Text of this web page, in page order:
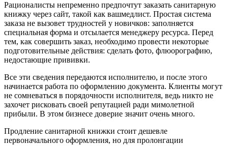
Рационалисты непременно предпочтут заказать санитарную
книжку через сайт, такой как вашмедлист. Простая система
заказа не вызовет трудностей у новичков: заполняется
специальная форма и отсылается менеджеру ресурса. Перед
тем, как совершить заказ, необходимо провести некоторые
подготовительные действия: сделать фото, флюорографию,
недостающие прививки.
Все эти сведения передаются исполнителю, и после этого
начинается работа по оформлению документа. Клиенты могут
не сомневаться в порядочности исполнителя, ведь никто не
захочет рисковать своей репутацией ради мимолетной
прибыли. В этом бизнесе доверие значит очень много.
Продление санитарной книжки стоит дешевле
первоначального оформления, но для пролонгации